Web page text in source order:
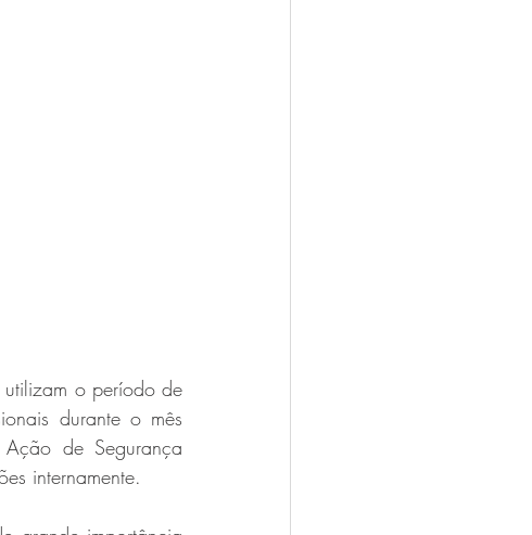
o período de
durante o mês
de Segurança
internamente.